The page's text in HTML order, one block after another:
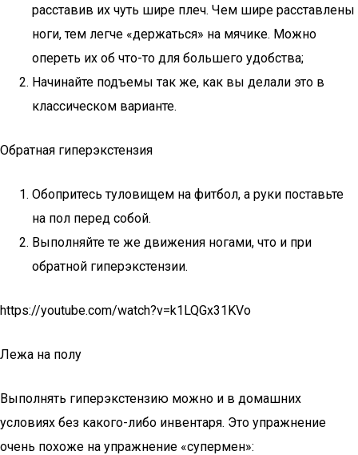
расставив их чуть шире плеч. Чем шире расставлены
ноги, тем легче «держаться» на мячике. Можно
опереть их об что-то для большего удобства;
Начинайте подъемы так же, как вы делали это в
классическом варианте.
Обратная гиперэкстензия
Обопритесь туловищем на фитбол, а руки поставьте
на пол перед собой.
Выполняйте те же движения ногами, что и при
обратной гиперэкстензии.
https://youtube.com/watch?v=k1LQGx31KVo
Лежа на полу
Выполнять гиперэкстензию можно и в домашних
условиях без какого-либо инвентаря. Это упражнение
очень похоже на упражнение «супермен»: